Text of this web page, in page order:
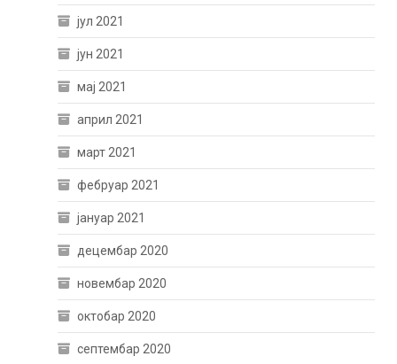
јул 2021
јун 2021
мај 2021
април 2021
март 2021
фебруар 2021
јануар 2021
децембар 2020
новембар 2020
октобар 2020
септембар 2020